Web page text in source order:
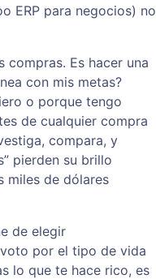
ERP para negocios) no
compras. Es hacer una
con mis metas?
o porque tengo
de cualquier compra
compara, y
pierden su brillo
miles de dólares
de elegir
por el tipo de vida
lo que te hace rico, es